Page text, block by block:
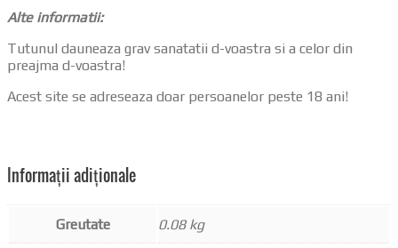
Alte informatii:
Tutunul dauneaza grav sanatatii d-voastra si a celor din
preajma d-voastra!
Acest site se adreseaza doar persoanelor peste 18 ani!
Informații adiționale
Greutate 0.08 kg